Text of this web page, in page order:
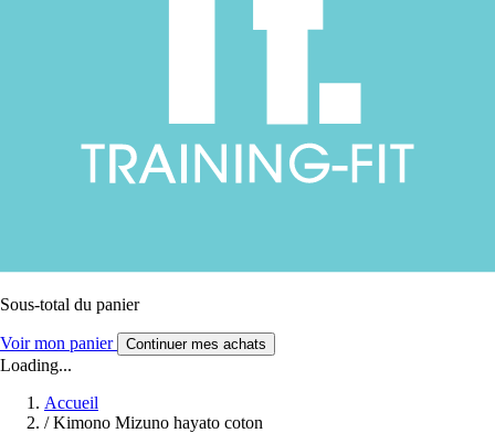
Sous-total du panier
Voir mon panier Continuer mes achats
Loading...
Accueil
/ Kimono Mizuno hayato coton